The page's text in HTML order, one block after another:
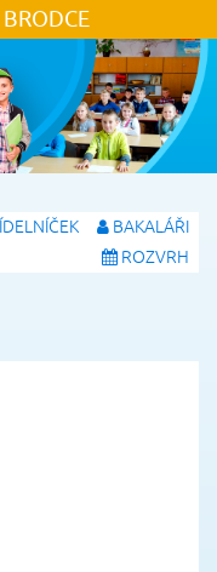
BRODCE
BAKALÁŘI
ROZVRH